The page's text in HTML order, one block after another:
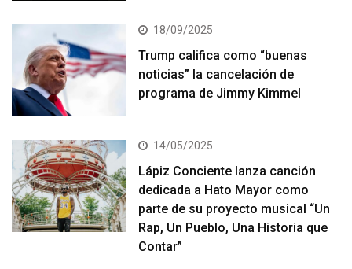
18/09/2025
Trump califica como “buenas
noticias” la cancelación de
programa de Jimmy Kimmel
14/05/2025
Lápiz Conciente lanza canción
dedicada a Hato Mayor como
parte de su proyecto musical “Un
Rap, Un Pueblo, Una Historia que
Contar”